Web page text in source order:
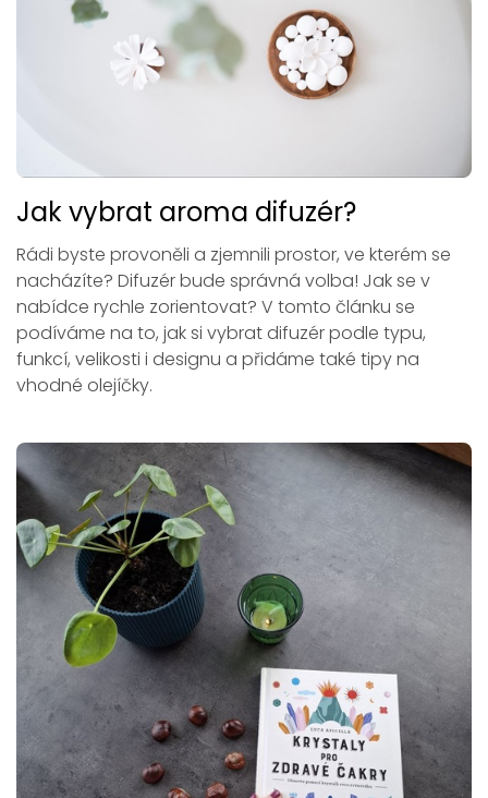
Jak vybrat aroma difuzér?
Rádi byste provoněli a zjemnili prostor, ve kterém se
nacházíte? Difuzér bude správná volba! Jak se v
nabídce rychle zorientovat? V tomto článku se
podíváme na to, jak si vybrat difuzér podle typu,
funkcí, velikosti i designu a přidáme také tipy na
vhodné olejíčky.